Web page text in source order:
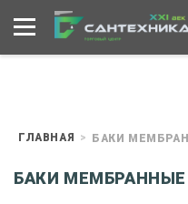
ГЛАВНАЯ БАКИ
БАКИ